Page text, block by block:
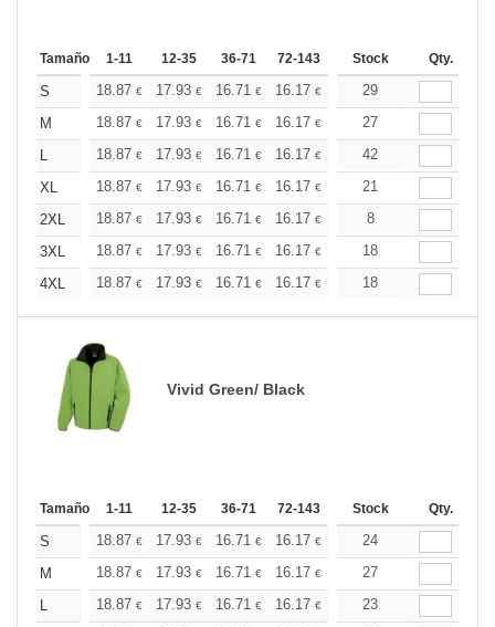
Tamaño 1-11 12-35 36-71 72-143 144-287 288 +
Stock Qty.
S 18.87 € 17.93 € 16.71 € 16.17 € 15.37€
29
M
18.87 € 17.93 € 16.71 € 16.17 € 15.37€
27
L
18.87 € 17.93 € 16.71 € 16.17 € 15.37€
42
XL
18.87 € 17.93 € 16.71 € 16.17 € 15.37
21
2XL
18.87 € 17.93 € 16.71 € 16.17 € 15.37
8
3XL
18.87 € 17.93 € 16.71 € 16.17 € 15.37€
18
4XL
18.87 € 17.93 € 16.71 € 16.17 € 15.37€
18
Vivid Green/ Black
Tamaño 1-11 12-35 36-71 72-143 144-287 288 +
Stock Qty.
S 18.87 € 17.93 € 16.71 € 16.17 € 15.37€
24
M
18.87 € 17.93 € 16.71 € 16.17 € 15.37€
27
L
18.87 € 17.93 € 16.71 € 16.17 € 15.37€
23